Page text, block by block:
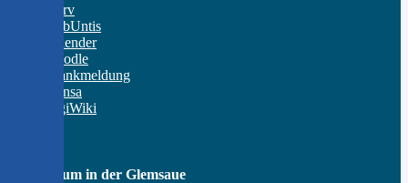
IServ
WebUntis
Kalender
Moodle
Krankmeldung
Mensa
DigiWiki
Gymnasium in der Glemsaue